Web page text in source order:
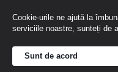
Cookie-urile ne ajută la
serviciile noastre, sunteți de
Sunt de acord